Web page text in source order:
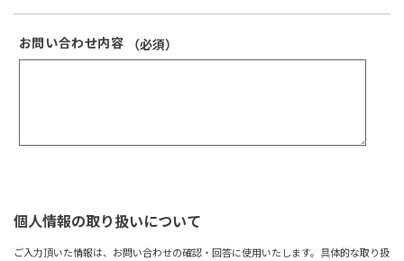
お問い合わせ内容 （必須）
個人情報の取り扱いについて
ご入力頂いた情報は、お問い合わせの確認・回答に使用いたします。具体的な取り扱